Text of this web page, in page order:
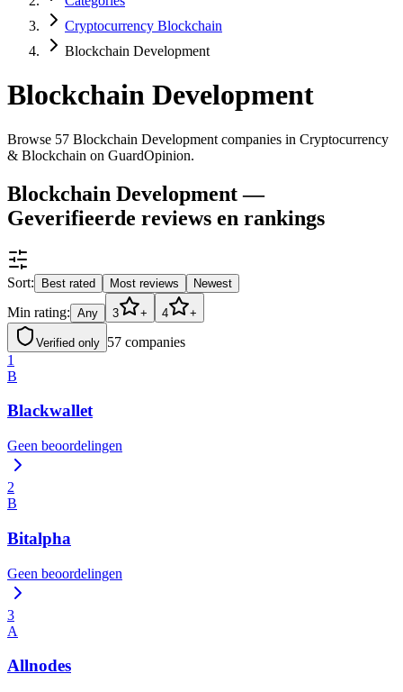
Cryptocurrency Blockchain
Blockchain Development
Blockchain Development
Browse 57 Blockchain Development companies in Cryptocurrency
& Blockchain on GuardOpinion.
Blockchain Development —
Geverifieerde reviews en rankings
Sort: Best rated Most reviews Newest
Min rating: Any 3 + 4 +
Verified only 57 companies
1
B
Blackwallet
Geen beoordelingen
2
B
Bitalpha
Geen beoordelingen
3
A
Allnodes